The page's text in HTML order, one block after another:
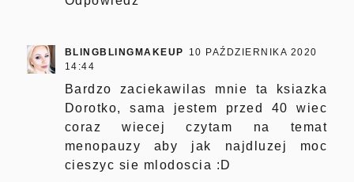
BLINGBLINGMAKEUP
10 PAŹDZIERNIKA 2020
14:44
Bardzo zaciekawilas mnie ta ksiazka
Dorotko, sama jestem przed 40 wiec
coraz wiecej czytam na temat
menopauzy aby jak najdluzej moc
cieszyc sie mlodoscia :D